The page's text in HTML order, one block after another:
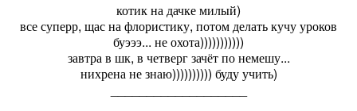
котик на дачке милый)
все суперр, щас на флористику, потом делать кучу уроков
буэээ... не охота)))))))))))
завтра в шк, в четверг зачёт по немешу...
нихрена не знаю)))))))))) буду учить)